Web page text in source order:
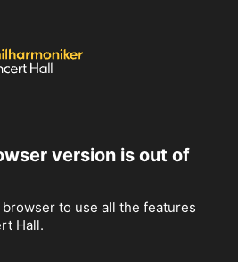
version is out of
to use all the features
Hall.